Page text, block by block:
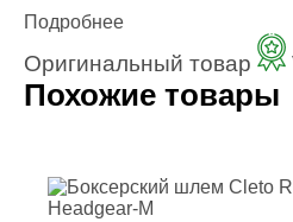
Подробнее
Оригинальный товар
Похожие товары